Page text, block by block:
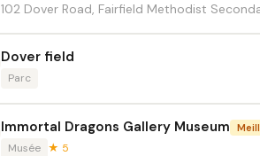
102 Dover Road, Fairfield Methodist
Dover field
Parc
Immortal Dragons Gallery Museum
Musée ★ 5